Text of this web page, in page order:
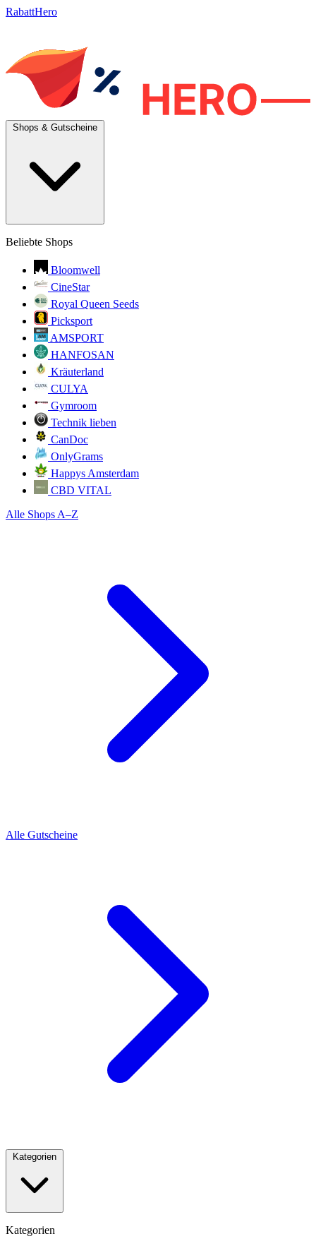
RabattHero
Beliebte Shops
Bloomwell
CineStar
Royal Queen Seeds
Picksport
AMSPORT
HANFOSAN
Kräuterland
CULYA
Gymroom
Technik lieben
CanDoc
OnlyGrams
Happys Amsterdam
CBD VITAL
Alle Shops A–Z
Alle Gutscheine
Kategorien